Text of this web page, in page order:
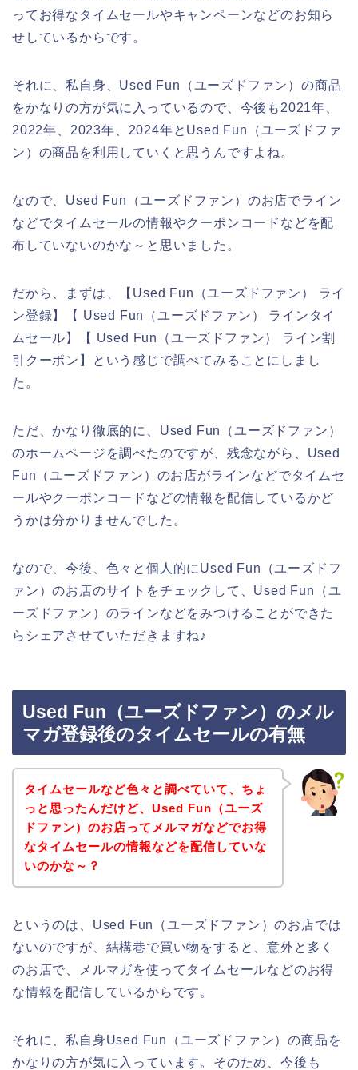
ってお得なタイムセールやキャンペーンなどのお知ら
せしているからです。
それに、私自身、Used Fun（ユーズドファン）の商品
をかなりの方が気に入っているので、今後も2021年、
2022年、2023年、2024年とUsed Fun（ユーズドファ
ン）の商品を利用していくと思うんですよね。
なので、Used Fun（ユーズドファン）のお店でライン
などでタイムセールの情報やクーポンコードなどを配
布していないのかな～と思いました。
だから、まずは、【Used Fun（ユーズドファン） ライ
ン登録】【 Used Fun（ユーズドファン） ラインタイ
ムセール】【 Used Fun（ユーズドファン） ライン割
引クーポン】という感じで調べてみることにしまし
た。
ただ、かなり徹底的に、Used Fun（ユーズドファン）
のホームページを調べたのですが、残念ながら、Used
Fun（ユーズドファン）のお店がラインなどでタイムセ
ールやクーポンコードなどの情報を配信しているかど
うかは分かりませんでした。
なので、今後、色々と個人的にUsed Fun（ユーズドフ
ァン）のお店のサイトをチェックして、Used Fun（ユ
ーズドファン）のラインなどをみつけることができた
らシェアさせていただきますね♪
Used Fun（ユーズドファン）のメル
マガ登録後のタイムセールの有無
タイムセールなど色々と調べていて、ちょ
っと思ったんだけど、Used Fun（ユーズ
ドファン）のお店ってメルマガなどでお得
なタイムセールの情報などを配信していな
いのかな～？
というのは、Used Fun（ユーズドファン）のお店では
ないのですが、結構巷で買い物をすると、意外と多く
のお店で、メルマガを使ってタイムセールなどのお得
な情報を配信しているからです。
それに、私自身Used Fun（ユーズドファン）の商品を
かなりの方が気に入っています。そのため、今後も